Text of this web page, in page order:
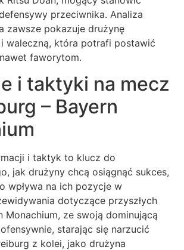
przeciwnika. Analiza
zawsze pokazuje drużynę
waleczną, która potrafi postawić
faworytom.
i taktyki na mecz
– Bayern
i taktyk to klucz do
jak drużyny chcą osiągnąć sukces,
wpływa na ich pozycje w
dotyczące przyszłych
Monachium, ze swoją dominującą
starając się narzucić
z kolei, jako drużyna